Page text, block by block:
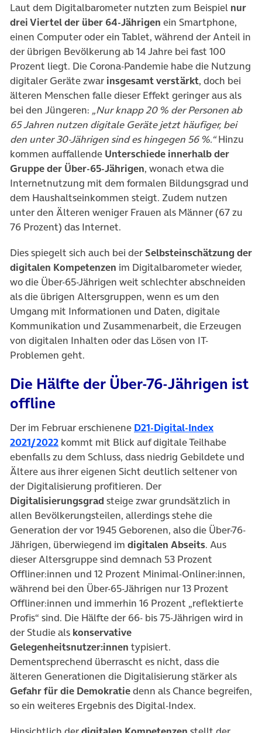
Laut dem Digitalbarometer nutzten zum Beispiel nur
drei Viertel der über 64-Jährigen ein Smartphone,
einen Computer oder ein Tablet, während der Anteil in
der übrigen Bevölkerung ab 14 Jahre bei fast 100
Prozent liegt. Die Corona-Pandemie habe die Nutzung
digitaler Geräte zwar insgesamt verstärkt, doch bei
älteren Menschen falle dieser Effekt geringer aus als
bei den Jüngeren: „Nur knapp 20 % der Personen ab
65 Jahren nutzen digitale Geräte jetzt häufiger, bei
den unter 30-Jährigen sind es hingegen 56 %.“Hinzu
kommen auffallende Unterschiede innerhalb der
Gruppe der Über-65-Jährigen, wonach etwa die
Internetnutzung mit dem formalen Bildungsgrad und
dem Haushaltseinkommen steigt. Zudem nutzen
unter den Älteren weniger Frauen als Männer (67 zu
76 Prozent) das Internet.
Dies spiegelt sich auch bei derSelbsteinschätzung der
digitalen Kompetenzen im Digitalbarometer wieder,
wo die Über-65-Jährigen weit schlechter abschneiden
als die übrigen Altersgruppen, wenn es um den
Umgang mit Informationen und Daten, digitale
Kommunikation und Zusammenarbeit, die Erzeugen
von digitalen Inhalten oder das Lösen von IT-
Problemen geht.
Die Hälfte der Über-76-Jährigen ist
offline
Der im Februar erschienene D21-Digital-Index
2021/2022(öffnet in neuem Tab)
kommt mit Blick auf digitale Teilhabe
ebenfalls zu dem Schluss, dass niedrig Gebildete und
Ältere aus ihrer eigenen Sicht deutlich seltener von
der Digitalisierung profitieren. Der
Digitalisierungsgrad steige zwar grundsätzlich in
allen Bevölkerungsteilen, allerdings stehe die
Generation der vor 1945 Geborenen, also die Über-76-
Jährigen, überwiegend im digitalen Abseits. Aus
dieser Altersgruppe sind demnach 53 Prozent
Offliner:innen und 12 Prozent Minimal-Onliner:innen,
während bei den Über-65-Jährigen nur 13 Prozent
Offliner:innen und immerhin 16 Prozent „reflektierte
Profis“ sind. Die Hälfte der 66- bis 75-Jährigen wird in
der Studie als konservative
Gelegenheitsnutzer:innen typisiert.
Dementsprechend überrascht es nicht, dass die
älteren Generationen die Digitalisierung stärker als
Gefahr für die Demokratiedenn als Chance begreifen,
so ein weiteres Ergebnis des Digital-Index.